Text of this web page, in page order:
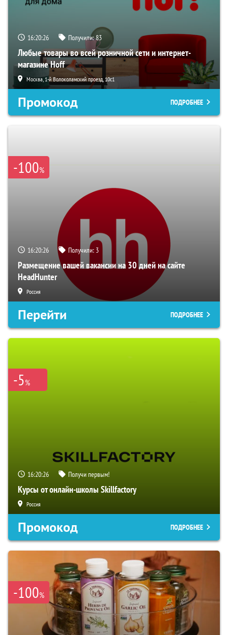
16:20:25 Получили:83
Любые товары во всей розничной сети и интернет-
магазине Hoff
Москва, 1-й Волоколамский проезд, 10с1
Промокод ПОДРОБНЕЕ
-100%
16:20:25 Получили: 3
Размещение вашей вакансии на 30 дней на сайте
HeadHunter
Россия
Перейти ПОДРОБНЕЕ
-5%
16:20:25 Получи первым!
Курсы от онлайн-школы Skillfactory
Россия
Промокод ПОДРОБНЕЕ
-100%